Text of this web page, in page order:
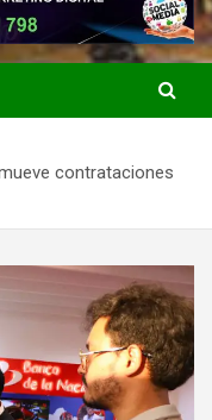
contrataciones